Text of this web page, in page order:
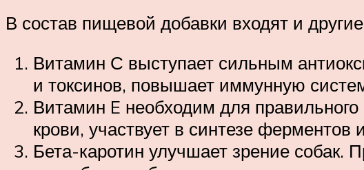
В состав пищевой добавки входят и
Витамин С выступает сильным
и токсинов, повышает иммунную
Витамин E необходим для
крови, участвует в синтезе
Бета-каротин улучшает зрение собак.